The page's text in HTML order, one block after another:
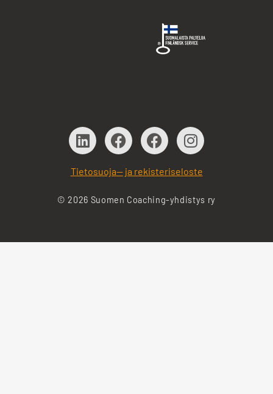
Tietosuoja— ja rekisteriseloste
© 2026 Suomen Coaching-yhdistys ry